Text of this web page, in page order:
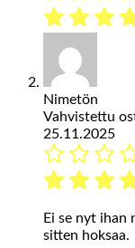
Nimetön
Vahvistettu
25.11.2025
Ei se nyt
sitten hoksaa.